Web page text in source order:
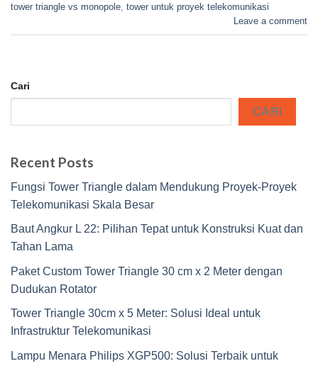
tower triangle vs monopole tower untuk proyek telekomunikasi
Leave a comment
Cari
CARI
Recent Posts
Fungsi Tower Triangle dalam Mendukung Proyek-Proyek
Telekomunikasi Skala Besar
Baut Angkur L 22: Pilihan Tepat untuk Konstruksi Kuat dan
Tahan Lama
Paket Custom Tower Triangle 30 cm x 2 Meter dengan
Dudukan Rotator
Tower Triangle 30cm x 5 Meter: Solusi Ideal untuk
Infrastruktur Telekomunikasi
Lampu Menara Philips XGP500: Solusi Terbaik untuk